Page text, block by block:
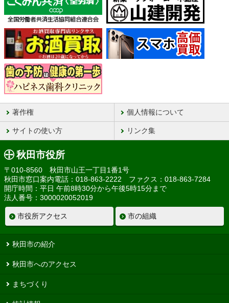
著作権 個人情報について
サイトの使い方 リンク集
秋田市役所
〒010-8560 秋田市山王一丁目1番1号
秋田市窓口案内電話：018-863-2222 ファクス：018-863-7284
開庁時間：平日 午前8時30分から午後5時15分まで
法人番号：3000020052019
市役所アクセス 市の組織
秋田市の紹介
秋田市へのアクセス
まちづくり